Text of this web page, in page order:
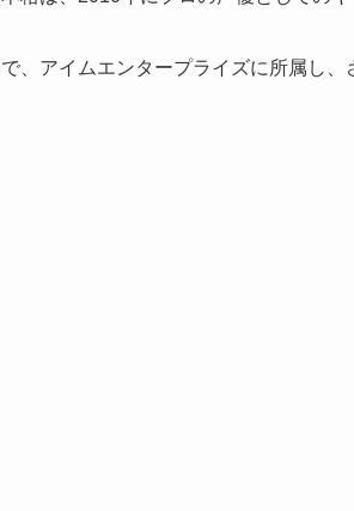
、アイムエンタープライズに所属し、